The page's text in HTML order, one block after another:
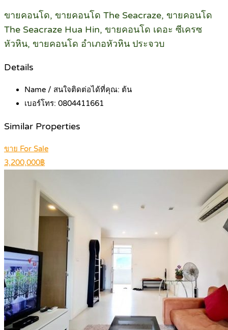
ขายคอนโด, ขายคอนโด The Seacraze, ขายคอนโด
The Seacraze Hua Hin, ขายคอนโด เดอะ ซีเครซ
หัวหิน, ขายคอนโด อำเภอหัวหิน ประจวบ
Details
Name / สนใจติดต่อได้ที่คุณ: ต้น
เบอร์โทร: 0804411661
Similar Properties
ขาย For Sale
3,200,000฿